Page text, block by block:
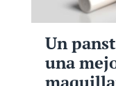
Un
una